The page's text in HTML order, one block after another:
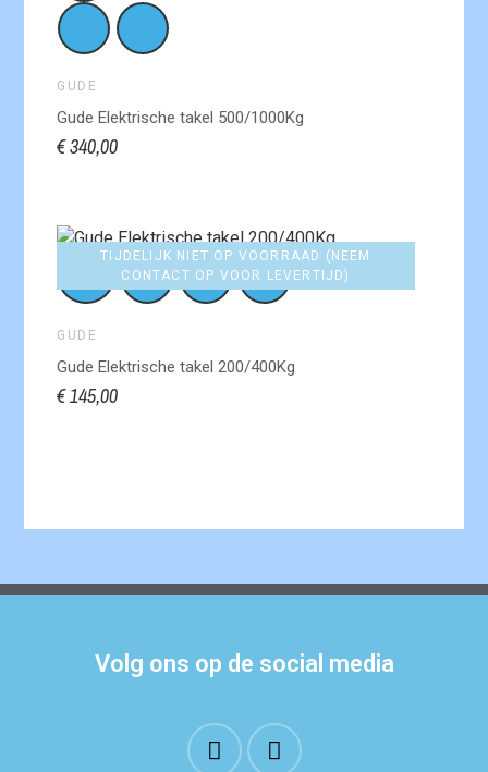
GUDE
Gude Elektrische takel 500/1000Kg
€ 340,00
GUDE
Gude Elektrische takel 200/400Kg
€ 145,00
TIJDELIJK NIET OP VOORRAAD (NEEM
CONTACT OP VOOR LEVERTIJD)
Volg ons op de social media